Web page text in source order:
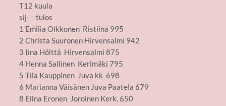
T12 kuula
sij tulos
1 Emilia Olkkonen Ristiina 995
2 Christa Suuronen Hirvensalmi 942
3 Iina Hölttä Hirvensalmi 875
4 Henna Sallinen Kerimäki 795
5 Tiia Kauppinen Juva kk 698
6 Marianna Väisänen Juva Paatela 679
8 Elina Eronen Joroinen Kerk. 650